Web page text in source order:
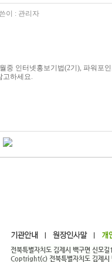
이 : 관리자
중 인터넷홍보기법(2기), 파워포
고하세요.